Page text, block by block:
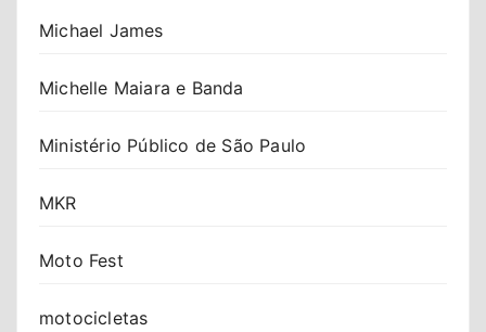
Michael James
Michelle Maiara e Banda
Ministério Público de São Paulo
MKR
Moto Fest
motocicletas